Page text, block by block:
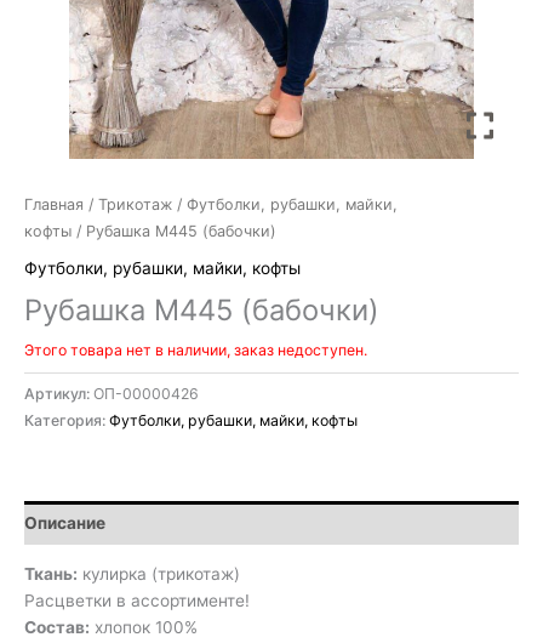
Главная / Трикотаж / Футболки, рубашки, майки,
кофты / Рубашка М445 (бабочки)
Футболки, рубашки, майки, кофты
Рубашка М445 (бабочки)
Этого товара нет в наличии, заказ недоступен.
Артикул: ОП-00000426
Категория: Футболки, рубашки, майки, кофты
Описание
Ткань: кулирка (трикотаж)
Расцветки в ассортименте!
Состав: хлопок 100%